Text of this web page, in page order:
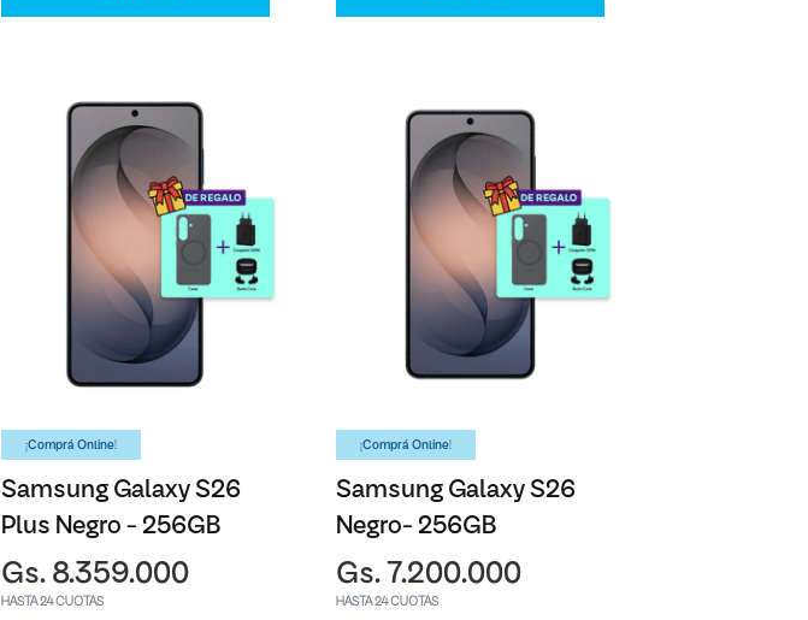
¡Comprá Online!
Samsung Galaxy S26
Plus Negro - 256GB
Gs. 8.359.000
HASTA 24 CUOTAS
¡Comprá Online!
Samsung Galaxy S26
Negro- 256GB
Gs. 7.200.000
HASTA 24 CUOTAS